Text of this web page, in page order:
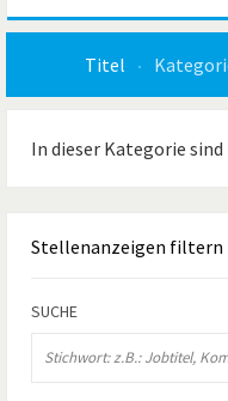
Titel
In dieser Kategorie
Stellenanzeigen filtern
SUCHE